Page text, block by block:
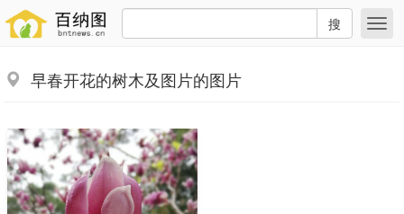
搜
早春开花的树木及图片的图片